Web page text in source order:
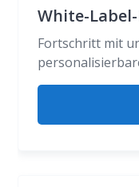
White-
Fortschritt mit